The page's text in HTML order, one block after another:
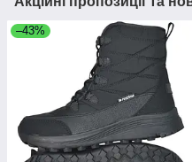
–43%